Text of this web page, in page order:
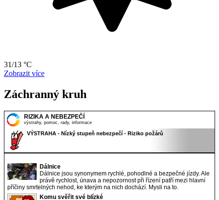
31/13 °C
Zobrazit více
Záchranný kruh